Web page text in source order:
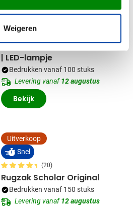
Weigeren
Sleutelhanger Duim | Stylus
| LED-lampje
Bedrukken vanaf 100 stuks
Levering vanaf12 augustus
Bekijk
Uitverkoop
Snel
(20)
Rugzak Scholar Original
Bedrukken vanaf 150 stuks
Levering vanaf12 augustus